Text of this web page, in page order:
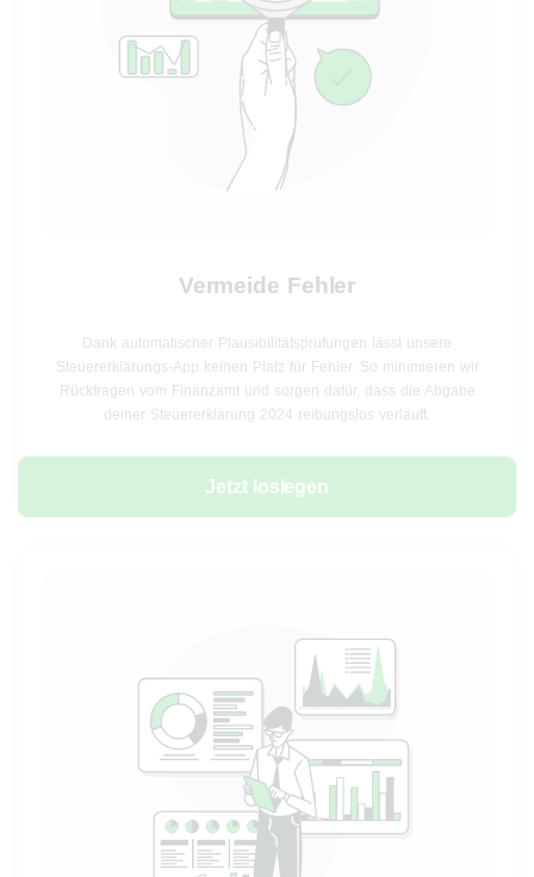
Vermeide Fehler
Dank automatischer Plausibilitätsprüfungen lässt unsere
Steuererklärungs-App keinen Platz für Fehler. So minimieren wir
Rückfragen vom Finanzamt und sorgen dafür, dass die Abgabe
deiner Steuererklärung 2024 reibungslos verläuft.
Jetzt loslegen